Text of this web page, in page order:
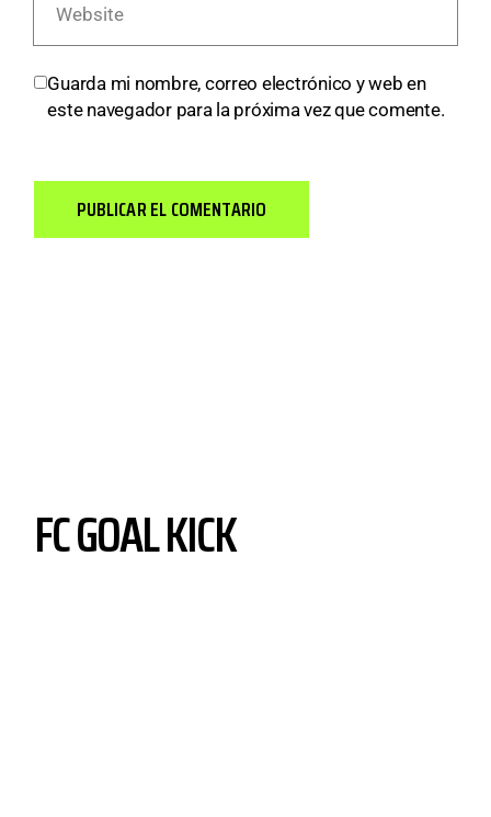
Guarda mi nombre, correo electrónico y web en
este navegador para la próxima vez que comente.
PUBLICAR EL COMENTARIO
FC GOAL KICK